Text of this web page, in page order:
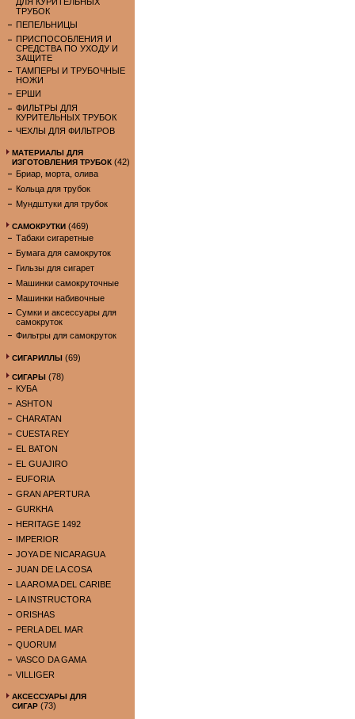
ТРУБОК
ПЕПЕЛЬНИЦЫ
ПРИСПОСОБЛЕНИЯ И
СРЕДСТВА ПО УХОДУ И
ЗАЩИТЕ
ТАМПЕРЫ И ТРУБОЧНЫЕ
НОЖИ
ЕРШИ
ФИЛЬТРЫ ДЛЯ
КУРИТЕЛЬНЫХ ТРУБОК
ЧЕХЛЫ ДЛЯ ФИЛЬТРОВ
МАТЕРИАЛЫ ДЛЯ
ИЗГОТОВЛЕНИЯ ТРУБОК (42)
Бриар, морта, олива
Кольца для трубок
Мундштуки для трубок
САМОКРУТКИ (469)
Табаки сигаретные
Бумага для самокруток
Гильзы для сигарет
Машинки самокруточные
Машинки набивочные
Сумки и аксессуары для
самокруток
Фильтры для самокруток
СИГАРИЛЛЫ (69)
СИГАРЫ (78)
КУБА
ASHTON
CHARATAN
CUESTA REY
EL BATON
EL GUAJIRO
EUFORIA
GRAN APERTURA
GURKHA
HERITAGE 1492
IMPERIOR
JOYA DE NICARAGUA
JUAN DE LA COSA
LA AROMA DEL CARIBE
LA INSTRUCTORA
ORISHAS
PERLA DEL MAR
QUORUM
VASCO DA GAMA
VILLIGER
АКСЕССУАРЫ ДЛЯ
СИГАР (73)